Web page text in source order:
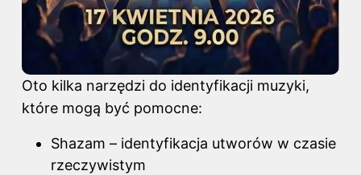
Oto kilka narzędzi do identyfikacji muzyki,
które mogą być pomocne:
Shazam – identyfikacja utworów w czasie
rzeczywistym